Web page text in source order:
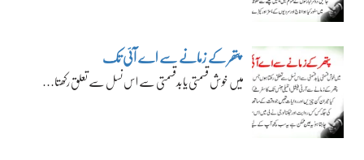
پتھر کے زمانے سے اے آئی تک
میں خوش قسمتی یا بدقسمتی سے اس نسل سے تعلق رکھتا…